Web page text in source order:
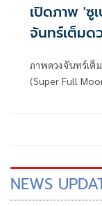
เปิดภาพ 'ซู
จันทร์เต็มด
ภาพดวงจันทร์เต็
(Super Full
NEWS